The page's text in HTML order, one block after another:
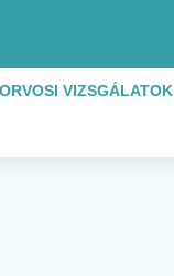
VIZSGÁLATOK